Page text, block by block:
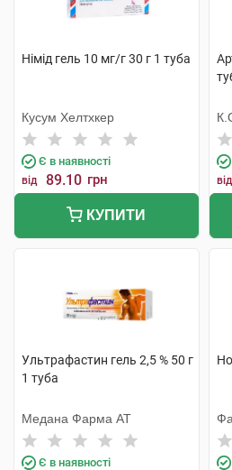
Німід гель 10 мг/г 30 г 1 туба
Кусум Хелтхкер
Є в наявності
від 89.10 грн
КУПИТИ
від
Ультрафастин гель 2,5 % 50 г
1 туба
Медана Фарма АТ
Є в наявності